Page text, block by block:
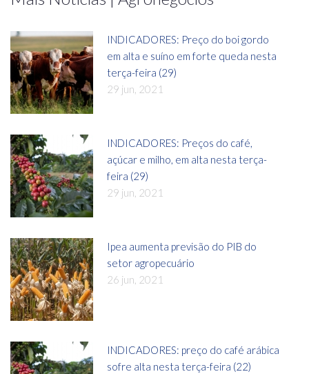
INDICADORES: Preço do boi gordo
em alta e suíno em forte queda nesta
terça-feira (29)
29 jun, 2021
INDICADORES: Preços do café,
açúcar e milho, em alta nesta terça-
feira (29)
29 jun, 2021
Ipea aumenta previsão do PIB do
setor agropecuário
26 jun, 2021
INDICADORES: preço do café arábica
sofre alta nesta terça-feira (22)